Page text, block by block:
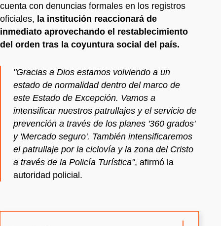
cuenta con denuncias formales en los registros
oficiales, la institución reaccionará de
inmediato aprovechando el restablecimiento
del orden tras la coyuntura social del país.
"Gracias a Dios estamos volviendo a un
estado de normalidad dentro del marco de
este Estado de Excepción. Vamos a
intensificar nuestros patrullajes y el servicio de
prevención a través de los planes '360 grados'
y 'Mercado seguro'. También intensificaremos
el patrullaje por la ciclovía y la zona del Cristo
a través de la Policía Turística", afirmó la
autoridad policial.